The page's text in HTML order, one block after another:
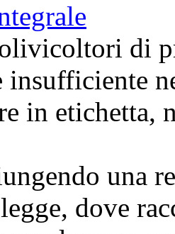
di
insufficiente
in etichetta,
una
dove